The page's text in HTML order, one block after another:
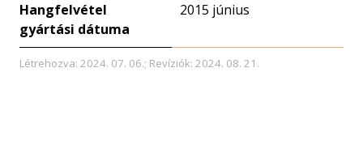
Hangfelvétel
gyártási dátuma
2015 június
Létrehozva: 2024. 07. 06.; Revíziók: 2024. 08. 21.